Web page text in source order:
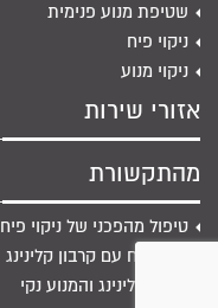
שטיפת מנוע פנימית
ניקוי פיח
ניקוי מנוע
אזורי שירות
מהתקשורת
טיפול מהפכני של ניקוי פיח
ניקוי פיח עם קרבון קלינינג
קרבון קלינינג והמנוע נקי